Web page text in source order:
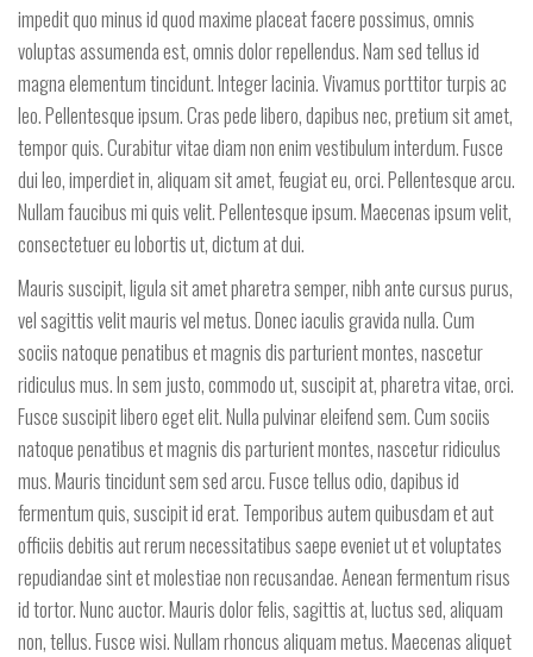
impedit quo minus id quod maxime placeat facere possimus, omnis
voluptas assumenda est, omnis dolor repellendus. Nam sed tellus id
magna elementum tincidunt. Integer lacinia. Vivamus porttitor turpis ac
leo. Pellentesque ipsum. Cras pede libero, dapibus nec, pretium sit amet,
tempor quis. Curabitur vitae diam non enim vestibulum interdum. Fusce
dui leo, imperdiet in, aliquam sit amet, feugiat eu, orci. Pellentesque arcu.
Nullam faucibus mi quis velit. Pellentesque ipsum. Maecenas ipsum velit,
consectetuer eu lobortis ut, dictum at dui.
Mauris suscipit, ligula sit amet pharetra semper, nibh ante cursus purus,
vel sagittis velit mauris vel metus. Donec iaculis gravida nulla. Cum
sociis natoque penatibus et magnis dis parturient montes, nascetur
ridiculus mus. In sem justo, commodo ut, suscipit at, pharetra vitae, orci.
Fusce suscipit libero eget elit. Nulla pulvinar eleifend sem. Cum sociis
natoque penatibus et magnis dis parturient montes, nascetur ridiculus
mus. Mauris tincidunt sem sed arcu. Fusce tellus odio, dapibus id
fermentum quis, suscipit id erat. Temporibus autem quibusdam et aut
officiis debitis aut rerum necessitatibus saepe eveniet ut et voluptates
repudiandae sint et molestiae non recusandae. Aenean fermentum risus
id tortor. Nunc auctor. Mauris dolor felis, sagittis at, luctus sed, aliquam
non, tellus. Fusce wisi. Nullam rhoncus aliquam metus. Maecenas aliquet